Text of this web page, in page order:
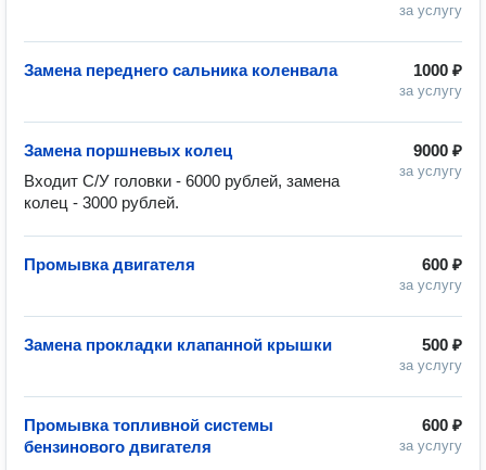
за услугу
1000 ₽
за услугу
Замена переднего сальника коленвала
9000 ₽
за услугу
Замена поршневых колец
Входит С/У головки - 6000 рублей, замена
колец - 3000 рублей.
600 ₽
за услугу
Промывка двигателя
500 ₽
за услугу
Замена прокладки клапанной крышки
600 ₽
за услугу
Промывка топливной системы
бензинового двигателя